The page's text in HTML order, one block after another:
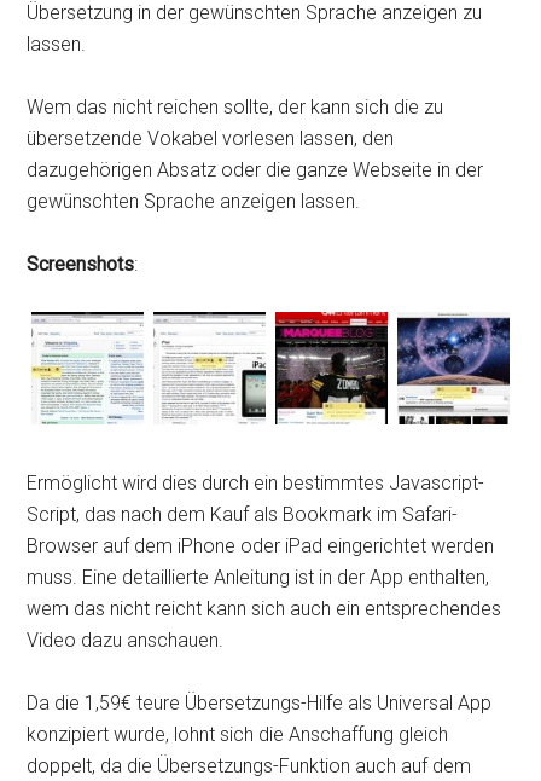
Übersetzung in der gewünschten Sprache anzeigen zu
lassen.
Wem das nicht reichen sollte, der kann sich die zu
übersetzende Vokabel vorlesen lassen, den
dazugehörigen Absatz oder die ganze Webseite in der
gewünschten Sprache anzeigen lassen.
Screenshots:
Ermöglicht wird dies durch ein bestimmtes Javascript-
Script, das nach dem Kauf als Bookmark im Safari-
Browser auf dem iPhone oder iPad eingerichtet werden
muss. Eine detaillierte Anleitung ist in der App enthalten,
wem das nicht reicht kann sich auch ein entsprechendes
Video dazu anschauen.
Da die 1,59€ teure Übersetzungs-Hilfe als Universal App
konzipiert wurde, lohnt sich die Anschaffung gleich
doppelt, da die Übersetzungs-Funktion auch auf dem